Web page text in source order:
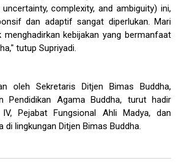
complexity, and ambiguity) ini,
dan adaptif sangat diperlukan. Mari
kebijakan yang bermanfaat
tutup Supriyadi.
oleh Sekretaris Ditjen Bimas Buddha,
Pendidikan Agama Buddha, turut hadir
Pejabat Fungsional Ahli Madya, dan
di lingkungan Ditjen Bimas Buddha.